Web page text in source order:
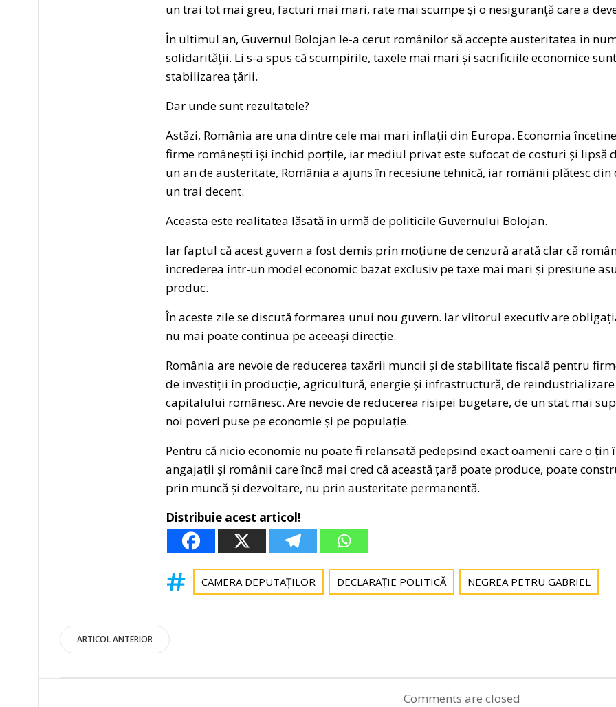
un trai tot mai greu, facturi mai mari, rate mai scumpe și o nesiguranță care a
În ultimul an, Guvernul Bolojan le-a cerut românilor să accepte austeritatea în
solidarității. Li s-a spus că scumpirile, taxele mai mari și sacrificiile economice
stabilizarea țării.
Dar unde sunt rezultatele?
Astăzi, România are una dintre cele mai mari inflații din Europa. Economia
firme românești își închid porțile, iar mediul privat este sufocat de costuri și lipsă
un an de austeritate, România a ajuns în recesiune tehnică, iar românii plătesc
un trai decent.
Aceasta este realitatea lăsată în urmă de politicile Guvernului Bolojan.
Iar faptul că acest guvern a fost demis prin moțiune de cenzură arată clar că
încrederea într-un model economic bazat exclusiv pe taxe mai mari și presiune
produc.
În aceste zile se discută formarea unui nou guvern. Iar viitorul executiv are
nu mai poate continua pe aceeași direcție.
România are nevoie de reducerea taxării muncii și de stabilitate fiscală pentru
de investiții în producție, agricultură, energie și infrastructură, de
capitalului românesc. Are nevoie de reducerea risipei bugetare, de un stat mai
noi poveri puse pe economie și pe populație.
Pentru că nicio economie nu poate fi relansată pedepsind exact oamenii care o
angajații și românii care încă mai cred că această țară poate produce, poate
prin muncă și dezvoltare, nu prin austeritate permanentă.
Distribuie acest articol!
CAMERA DEPUTAȚILOR DECLARAȚIE POLITICĂ NEGREA PETRU GABRIEL
Post
navigation
ARTICOL ANTERIOR
navigation
Comments are closed